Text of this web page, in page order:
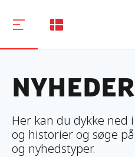
Nyheder
Her kan du dykke ned
og historier og søge
og nyhedstyper.